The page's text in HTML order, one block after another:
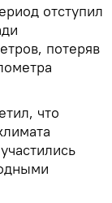
отступил
потеряв
что